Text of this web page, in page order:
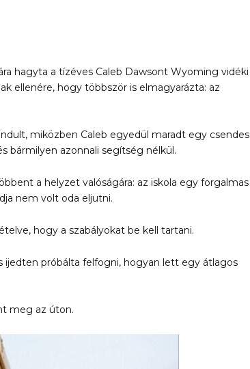
hagyta a tízéves Caleb Dawsont Wyoming vidéki
ellenére, hogy többször is elmagyarázta: az
miközben Caleb egyedül maradt egy csendes
bármilyen azonnali segítség nélkül.
a helyzet valóságára: az iskola egy forgalmas
nem volt oda eljutni.
hogy a szabályokat be kell tartani.
ijedten próbálta felfogni, hogyan lett egy átlagos
meg az úton.